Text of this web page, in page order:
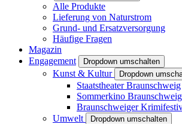
Alle Produkte
Lieferung von Naturstrom
Grund- und Ersatzversorgung
Häufige Fragen
Magazin
Engagement
Dropdown umschalten
Kunst & Kultur Dropdown
Staatstheater Braunschweig
Sommerkino Braunschweig
Braunschweiger
Umwelt
Dropdown umschalten